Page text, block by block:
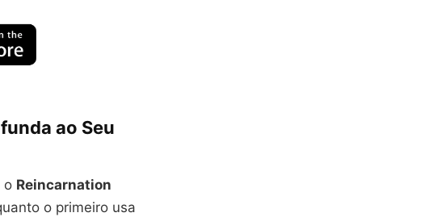
ao Seu
o Reincarnation
o primeiro usa